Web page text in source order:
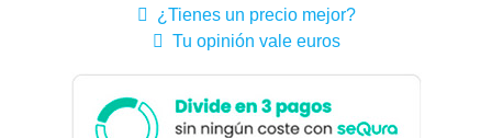
¿Tienes un precio mejor?
Tu opinión vale euros